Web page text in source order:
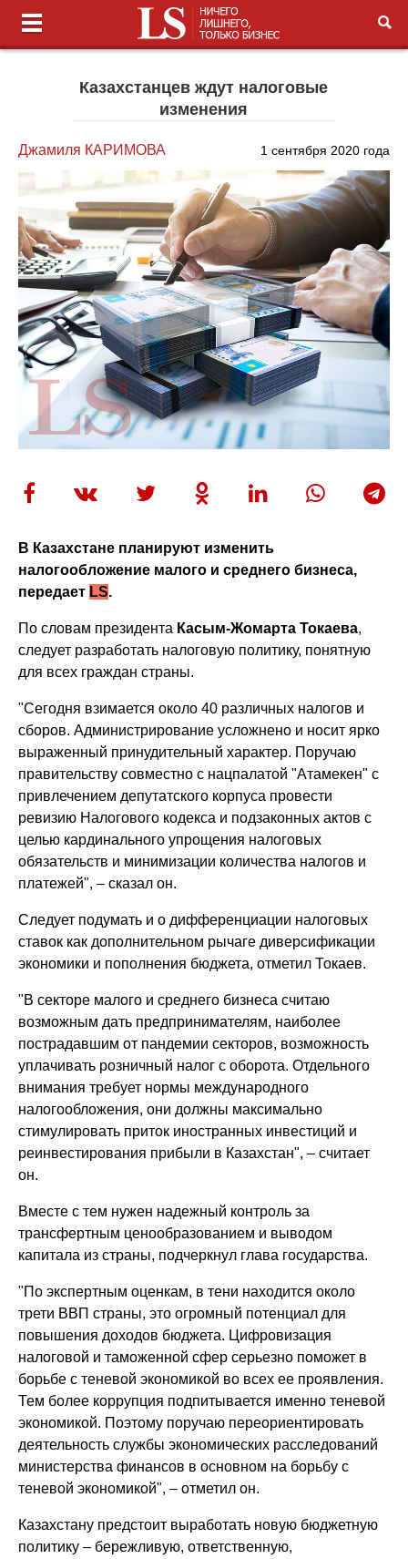
Казахстанцев ждут налоговые
изменения
Джамиля КАРИМОВА 1 сентября 2020 года
В Казахстане планируют изменить
налогообложение малого и среднего бизнеса,
передает LS.
По словам президента Касым-Жомарта Токаева,
следует разработать налоговую политику, понятную
для всех граждан страны.
"Сегодня взимается около 40 различных налогов и
сборов. Администрирование усложнено и носит ярко
выраженный принудительный характер. Поручаю
правительству совместно с нацпалатой "Атамекен" с
привлечением депутатского корпуса провести
ревизию Налогового кодекса и подзаконных актов с
целью кардинального упрощения налоговых
обязательств и минимизации количества налогов и
платежей", – сказал он.
Следует подумать и о дифференциации налоговых
ставок как дополнительном рычаге диверсификации
экономики и пополнения бюджета, отметил Токаев.
"В секторе малого и среднего бизнеса считаю
возможным дать предпринимателям, наиболее
пострадавшим от пандемии секторов, возможность
уплачивать розничный налог с оборота. Отдельного
внимания требует нормы международного
налогообложения, они должны максимально
стимулировать приток иностранных инвестиций и
реинвестирования прибыли в Казахстан", – считает
он.
Вместе с тем нужен надежный контроль за
трансфертным ценообразованием и выводом
капитала из страны, подчеркнул глава государства.
"По экспертным оценкам, в тени находится около
трети ВВП страны, это огромный потенциал для
повышения доходов бюджета. Цифровизация
налоговой и таможенной сфер серьезно поможет в
борьбе с теневой экономикой во всех ее проявления.
Тем более коррупция подпитывается именно теневой
экономикой. Поэтому поручаю переориентировать
деятельность службы экономических расследований
министерства финансов в основном на борьбу с
теневой экономикой", – отметил он.
Казахстану предстоит выработать новую бюджетную
политику – бережливую, ответственную,